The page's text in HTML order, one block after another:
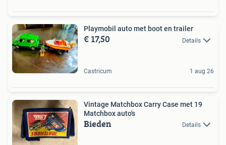
Playmobil auto met boot en trailer
€ 17,50 Details
Castricum 1 aug 26
Vintage Matchbox Carry Case met 19
Matchbox auto's
Bieden Details